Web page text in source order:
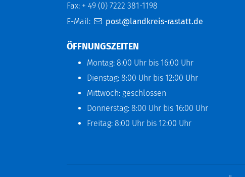
Fax: + 49 (0) 7222 381-1198
E-Mail:
post@landkreis-rastatt.de
ÖFFNUNGSZEITEN
Montag: 8:00 Uhr bis 16:00 Uhr
Dienstag: 8:00 Uhr bis 12:00 Uhr
Mittwoch: geschlossen
Donnerstag: 8:00 Uhr bis 16:00 Uhr
Freitag: 8:00 Uhr bis 12:00 Uhr